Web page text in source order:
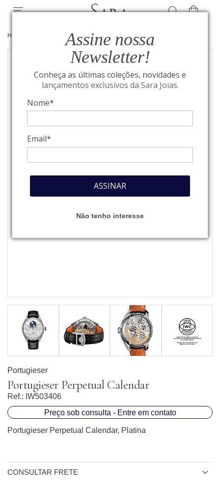
Assine nossa
Newsletter!
Conheça as últimas coleções, novidades e
lançamentos exclusivos da Sara Joias.
Nome*
Email*
ASSINAR
Não tenho interesse
HOME IWC SCHAFFHAUSEN /PORTUGIESER
Portugieser
Portugieser Perpetual Calendar
Ref.: IW503406
Preço sob consulta - Entre em contato
Portugieser Perpetual Calendar, Platina
CONSULTAR FRETE